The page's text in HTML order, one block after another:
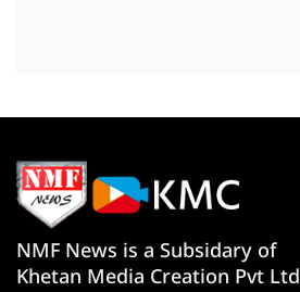
NMF News is a Subsidary of
Khetan Media Creation Pvt Ltd